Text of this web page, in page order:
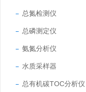
总氮检测仪
总磷测定仪
氨氮分析仪
水质采样器
总有机碳TOC分析仪